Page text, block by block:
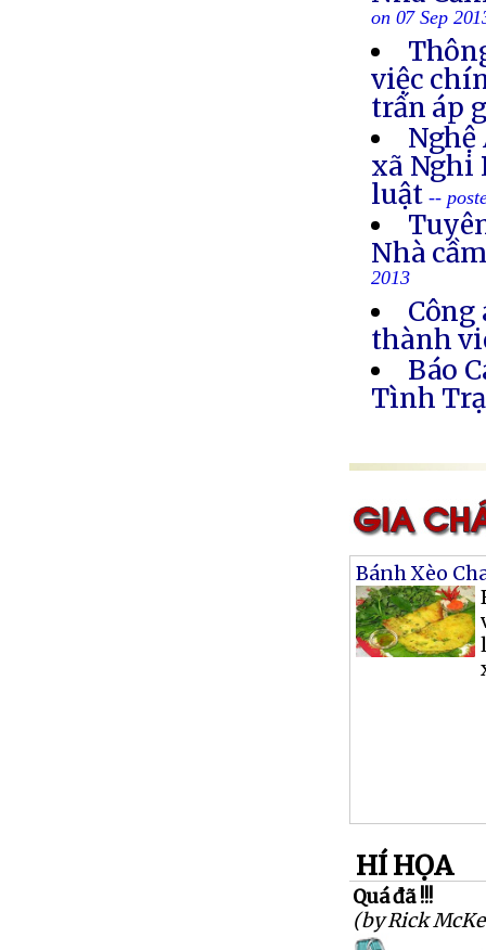
on 07 Sep
việc
trấn áp
Nghệ
xã Nghi
luật--
Nhà
2013
thành
Báo
Tình
Bánh Xèo
HÍ HỌA
Quá đã !!!
(by Rick